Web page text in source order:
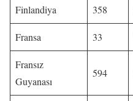
Finlandiya 358
Fransa 33
Fransız
Guyanası
594